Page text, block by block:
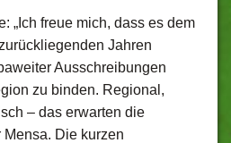
„Ich freue mich, dass es dem
Jahren
Ausschreibungen
zu binden. Regional,
– das erwarten die
Die kurzen